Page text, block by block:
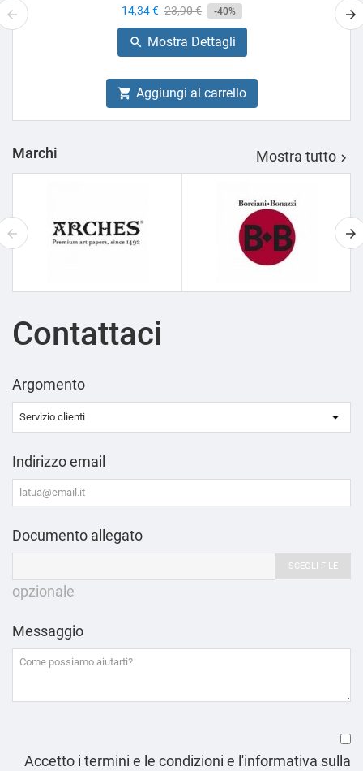
Prezzo
14,34 € Prezzo
base
23,90 € -40%
 Mostra Dettagli
 Aggiungi al carrello
Marchi Mostra tutto 
Contattaci
Argomento
Indirizzo email
Documento allegato
SCEGLI FILE
opzionale
Messaggio
Accetto i termini e le condizioni e l'informativa sulla